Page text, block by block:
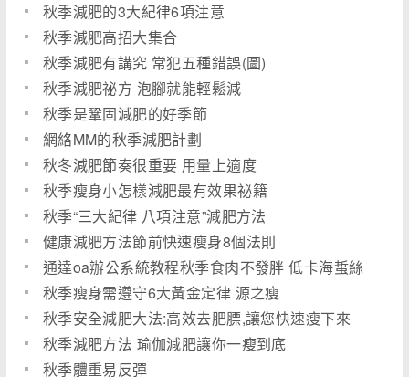
秋季減肥的3大紀律6項注意
秋季減肥高招大集合
秋季減肥有講究 常犯五種錯誤(圖)
秋季減肥祕方 泡腳就能輕鬆減
秋季是鞏固減肥的好季節
網絡MM的秋季減肥計劃
秋冬減肥節奏很重要 用量上適度
秋季瘦身小怎樣減肥最有效果祕籍
秋季“三大紀律 八項注意”減肥方法
健康減肥方法節前快速瘦身8個法則
通達oa辦公系統教程秋季食肉不發胖 低卡海蜇絲
食譜秋季瘦身需遵守6大黃金定律 源之瘦
秋季安全減肥大法:高效去肥膘,讓您快速瘦下來
秋季減肥方法 瑜伽減肥讓你一瘦到底
秋季體重易反彈